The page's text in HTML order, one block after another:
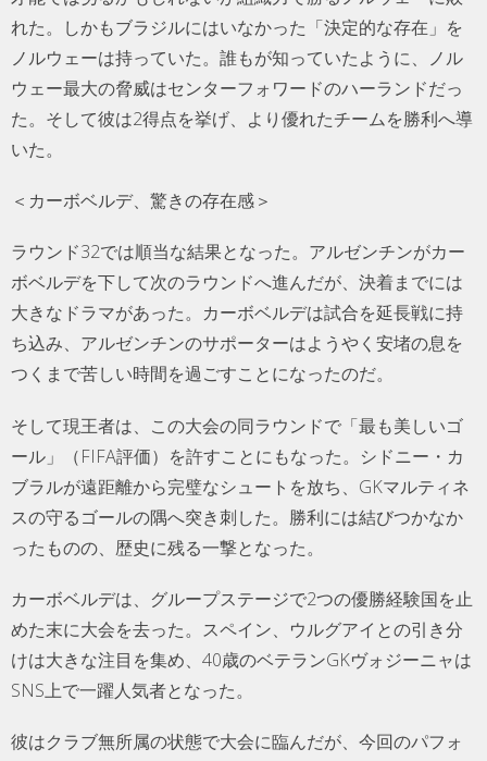
れた。しかもブラジルにはいなかった「決定的な存在」を
ノルウェーは持っていた。誰もが知っていたように、ノル
ウェー最大の脅威はセンターフォワードのハーランドだっ
た。そして彼は2得点を挙げ、より優れたチームを勝利へ導
いた。
＜カーボベルデ、驚きの存在感＞
ラウンド32では順当な結果となった。アルゼンチンがカー
ボベルデを下して次のラウンドへ進んだが、決着までには
大きなドラマがあった。カーボベルデは試合を延長戦に持
ち込み、アルゼンチンのサポーターはようやく安堵の息を
つくまで苦しい時間を過ごすことになったのだ。
そして現王者は、この大会の同ラウンドで「最も美しいゴ
ール」（FIFA評価）を許すことにもなった。シドニー・カ
ブラルが遠距離から完璧なシュートを放ち、GKマルティネ
スの守るゴールの隅へ突き刺した。勝利には結びつかなか
ったものの、歴史に残る一撃となった。
カーボベルデは、グループステージで2つの優勝経験国を止
めた末に大会を去った。スペイン、ウルグアイとの引き分
けは大きな注目を集め、40歳のベテランGKヴォジーニャは
SNS上で一躍人気者となった。
彼はクラブ無所属の状態で大会に臨んだが、今回のパフォ